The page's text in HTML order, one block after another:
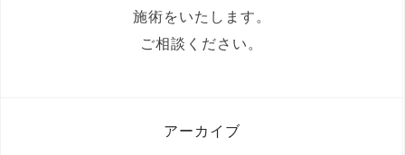
施術をいたします。
ご相談ください。
アーカイブ